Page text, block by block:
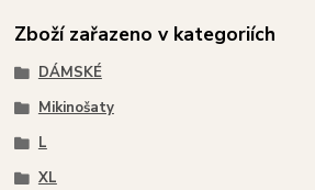
Zboží zařazeno v kategoriích
DÁMSKÉ
Mikinošaty
L
XL